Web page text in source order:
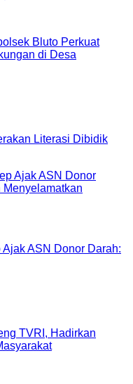
Bluto Perkuat
di Desa
Literasi Dibidik
ASN Donor Darah:
TVRI, Hadirkan